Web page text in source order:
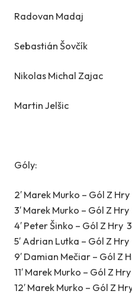
Radovan Madaj
Sebastián Šovčík
Nikolas Michal Zajac
Martin Jelšic
Góly:
2′ Marek Murko – Gól Z Hry
3′ Marek Murko – Gól Z
4′ Peter Šinko – Gól Z Hry 3
5′ Adrian Lutka – Gól Z
9′ Damian Mečiar – Gól Z
11′ Marek Murko – Gól Z
12′ Marek Murko – Gól Z